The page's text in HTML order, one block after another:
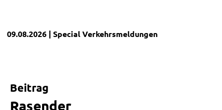
09.08.2026 | SpecialVerkehrsmeldungen
Beitrag
Rasender